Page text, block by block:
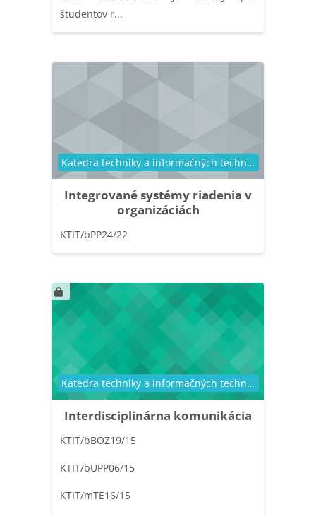
študentov r...
Integrované systémy riadenia v
organizáciách
Kategória kurzu Katedra techniky a informačných technológií
KTIT/bPP24/22
Interdisciplinárna komunikácia
Kategória kurzu Katedra techniky a informačných technológií
KTIT/bBOZ19/15
KTIT/bUPP06/15
KTIT/mTE16/15
Kategória kurzu Katedra techniky a informačných technológií